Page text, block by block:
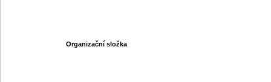
Organizační složka